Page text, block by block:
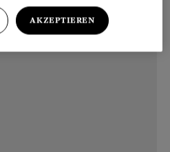
AKZEPTIEREN